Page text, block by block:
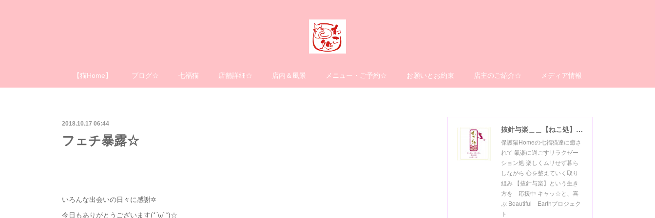
【猫Home】 ブログ☆ 七福猫 店舗詳細☆ 店内＆風景 メニュー・ご予約☆ お願いとお約束 店主のご紹介☆ メディア情報
2018.10.17 06:44
フェチ暴露☆
いろんな出会いの日々に感謝✡
今日もありがとうございます(*´ω`*)☆
抜針与楽＿＿【ねこ処】＿＿猫楽ゼーションHome☆
保護猫Homeの七福猫達に癒さ
れて 氣楽に過ごすリラクゼー
ション処 楽しくムリせず暮ら
しながら 心を整えていく取り
組み 【抜針与楽】という生き
方を 応援中 キャッ☆と、喜
ぶ Beautiful Earthプロジェク
ト